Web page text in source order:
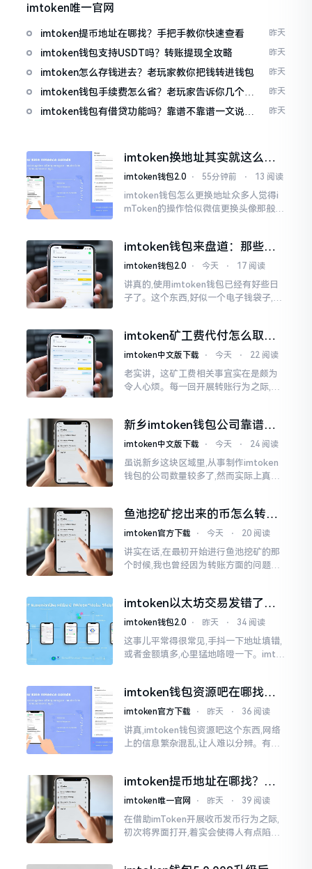
imtoken唯一官网
imtoken提币地址在哪找？手把手教你快速查看 昨天
imtoken钱包支持USDT吗？转账提现全攻略 昨天
imtoken怎么存钱进去？老玩家教你把钱转进钱包 昨天
imtoken钱包手续费怎么省？老玩家告诉你几个实
在招
昨天
imtoken钱包有借贷功能吗？靠谱不靠谱一文说清
昨天
imtoken换地址其实就这么回
事
imtoken钱包2.0 ⋅ 55分钟前 ⋅ 13 阅读
imtoken钱包怎么更换地址众多人觉得i
mToken的操作恰似微信更换头像那般简
据助记词来生成的,通俗讲
imtoken钱包来盘道：那些踩
过的坑和保命招
imtoken钱包2.0 ⋅ 今天 ⋅ 17 阅读
讲真的,使用imtoken钱包已经有好些日
子了。这个东西,好似一个电子钱袋子,里
却提心吊胆、神经紧绷。
imtoken矿工费代付怎么取
消？老手教你几招
imtoken中文版下载 ⋅ 今天 ⋅ 22 阅读
老实讲，这矿工费相关事宜实在是颇为
令人心烦。每一回开展转账行为之际,就
时隔多年
新乡imtoken钱包公司靠谱
吗？普通人怎么避坑
imtoken中文版下载 ⋅ 今天 ⋅ 24 阅读
虽说新乡这块区域里,从事制作imtoken
钱包的公司数量较多了,然而实际上真正
予协助进行操作的
鱼池挖矿挖出来的币怎么转到
imtoken钱包？
imtoken官方下载 ⋅ 今天 ⋅ 20 阅读
讲实在话,在最初开始进行鱼池挖矿的那
个时候,我也曾经因为转账方面的问题而
为畅快
imtoken以太坊交易发错了咋
整？取消方法告诉你
imtoken钱包2.0 ⋅ 昨天 ⋅ 34 阅读
这事儿平常得很常见,手抖一下地址填错,
或者金额填多,心里猛地咯噔一下。imto
imtoken钱包资源吧在哪找，
这些坑我帮你趟过
imtoken官方下载 ⋅ 昨天 ⋅ 36 阅读
讲真,imtoken钱包资源吧这个东西,网络
上的信息繁杂混乱,让人难以分辨。有的
imtoken提币地址在哪找？手
把手教你快速查看
imtoken唯一官网 ⋅ 昨天 ⋅ 39 阅读
在借助imToken开展收币发币行为之际,
初次将界面打开,着实会使得人有点陷入